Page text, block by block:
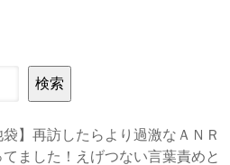
検索
袋】再訪したらより過激なＡＮＲ
ました！えげつない言葉責めと